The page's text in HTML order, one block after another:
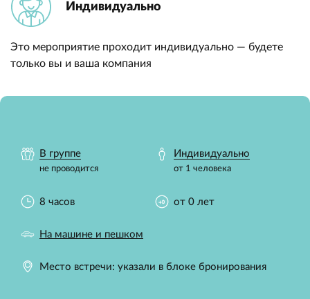
Индивидуально
Это мероприятие проходит индивидуально — будете
только вы и ваша компания
В группе
не проводится
Индивидуально
от 1 человека
8 часов от 0 лет
На машине и пешком
Место встречи: указали в блоке бронирования